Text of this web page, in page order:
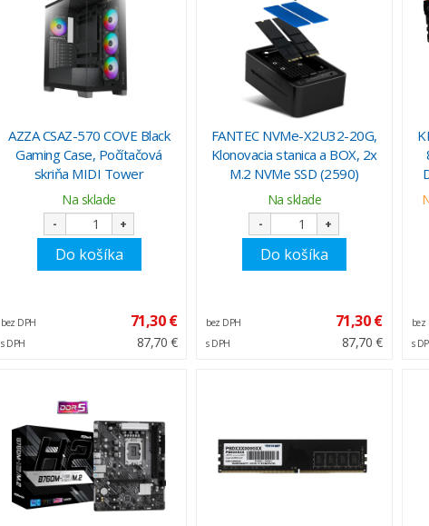
AZZA CSAZ-570 COVE Black
Gaming Case, Počítačová
skriňa MIDI Tower
Na sklade
- +
Do košíka
bez DPH 71,30 €
s DPH 87,70 €
FANTEC NVMe-X2U32-20G,
Klonovacia stanica a BOX, 2x
M.2 NVMe SSD (2590)
Na sklade
- +
Do košíka
bez DPH 71,30 €
s DPH 87,70 €
bez
s